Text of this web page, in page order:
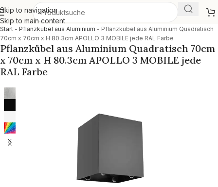
Skip to navigation
Skip to main content
Start - Pflanzkübel aus Aluminium - Pflanzkübel aus Aluminium Quadratisch
70cm x 70cm x H 80.3cm APOLLO 3 MOBILE jede RAL Farbe
Pflanzkübel aus Aluminium Quadratisch 70cm
x 70cm x H 80.3cm APOLLO 3 MOBILE jede
RAL Farbe